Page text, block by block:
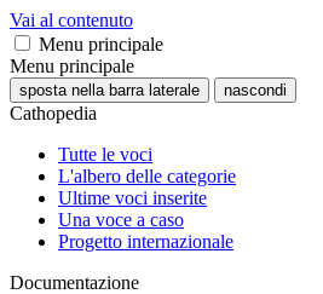
Vai al contenuto
Menu principale
Menu principale
sposta nella barra laterale nascondi
Cathopedia
Tutte le voci
L'albero delle categorie
Ultime voci inserite
Una voce a caso
Progetto internazionale
Documentazione